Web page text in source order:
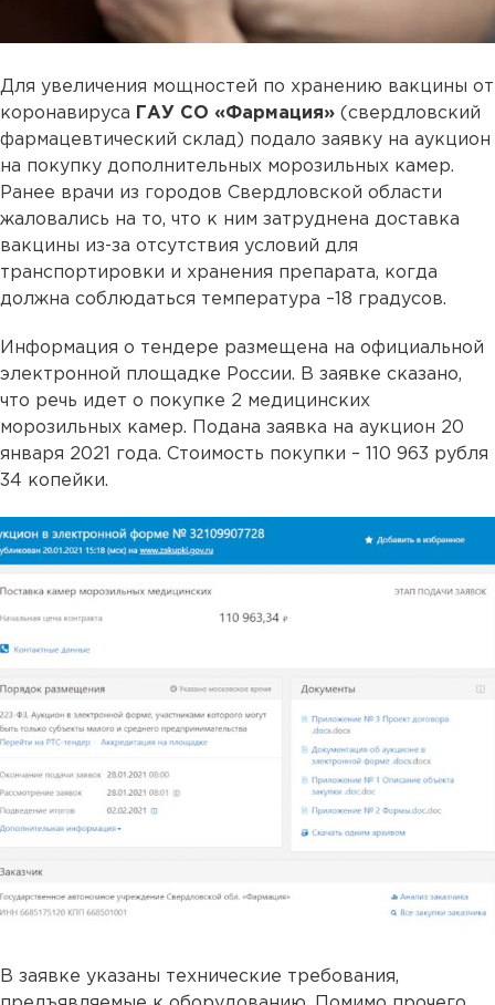
Для увеличения мощностей по хранению вакцины от
коронавируса
ГАУ СО «Фармация» (свердловский
фармацевтический склад) подало заявку на аукцион
на покупку дополнительных морозильных камер.
Ранее врачи из городов Свердловской области
жаловались на то, что к ним затруднена доставка
вакцины из-за отсутствия условий для
транспортировки и хранения препарата, когда
должна соблюдаться температура –18 градусов.
Информация о тендере размещена на официальной
электронной площадке России. В заявке сказано,
что речь идет о покупке 2 медицинских
морозильных камер. Подана заявка на аукцион 20
января 2021 года. Стоимость покупки – 110 963 рубля
34 копейки.
В заявке указаны технические требования,